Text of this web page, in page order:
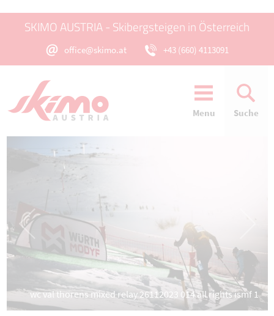
SKIMO AUSTRIA - Skibergsteigen in Österreich
office@skimo.at +43 (660) 4113091
Menu Suche
wc val thorens mixed relay 26112023 014 all rights ismf 1